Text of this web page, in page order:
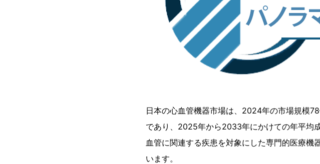
日本の心血管機器市場は、2024年の市場規模
であり、2025年から2033年にかけての年平均
血管に関連する疾患を対象にした専門的医療機
います。